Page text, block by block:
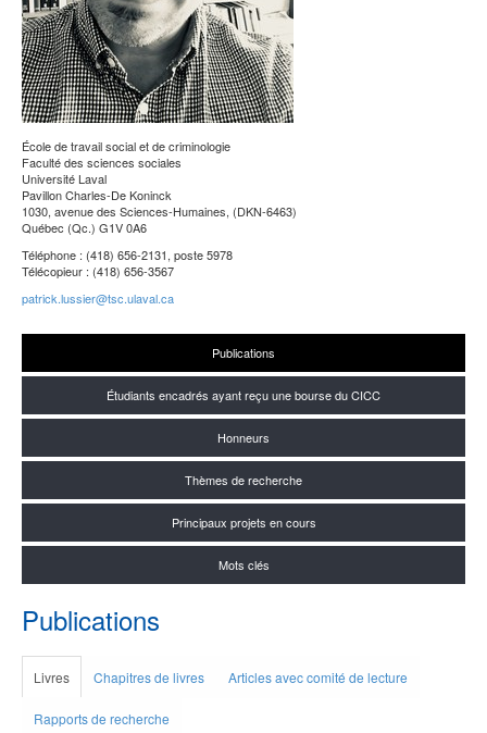
École de travail social et de criminologie
Faculté des sciences sociales
Université Laval
Pavillon Charles-De Koninck
1030, avenue des Sciences-Humaines, (DKN-6463)
Québec (Qc.) G1V 0A6
Téléphone : (418) 656-2131, poste 5978
Télécopieur : (418) 656-3567
patrick.lussier@tsc.ulaval.ca
Publications
Étudiants encadrés ayant reçu une bourse du CICC
Honneurs
Thèmes de recherche
Principaux projets en cours
Mots clés
Publications
Livres Chapitres de livres Articles avec comité de lecture
Rapports de recherche